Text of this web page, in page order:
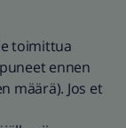
toimittua
ennen
määrä). Jos et